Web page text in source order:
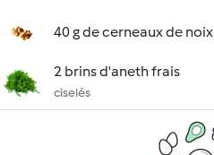
40 g de cerneaux de noix
2 brins d'aneth frais
ciselés